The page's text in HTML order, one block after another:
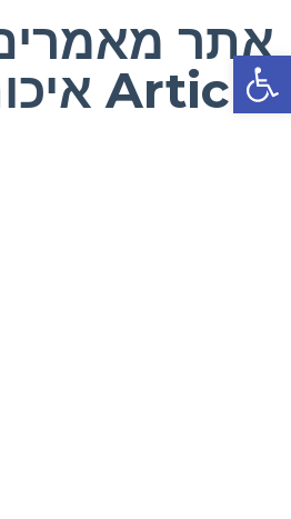
פתח סרגל נגישות
Article איכותי